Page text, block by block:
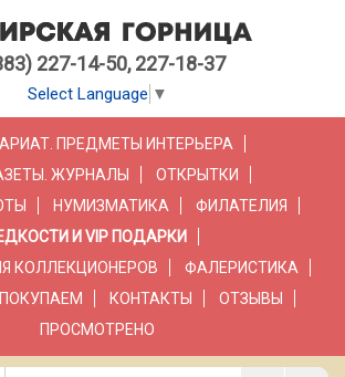
227-14-50, 227-18-37
Select Language ▼
ПРЕДМЕТЫ ИНТЕРЬЕРА
ЖУРНАЛЫ
ОТКРЫТКИ
НУМИЗМАТИКА
ФИЛАТЕЛИЯ
И VIP ПОДАРКИ
КОЛЛЕКЦИОНЕРОВ
ФАЛЕРИСТИКА
КОНТАКТЫ
ОТЗЫВЫ
ПРОСМОТРЕНО